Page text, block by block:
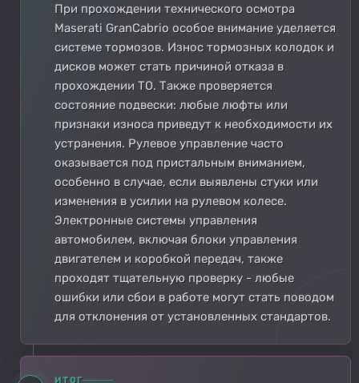
При прохождении технического осмотра
Maserati GranCabrio особое внимание уделяется
системе тормозов. Износ тормозных колодок и
дисков может стать причиной отказа в
прохождении ТО. Также проверяется
состояние подвески: любые люфты или
признаки износа приведут к необходимости их
устранения. Рулевое управление часто
оказывается под пристальным вниманием,
особенно в случае, если выявлены стуки или
изменения в усилии на рулевом колесе.
Электронные системы управления
автомобилем, включая блоки управления
двигателем и коробкой передач, также
проходят тщательную проверку - любые
ошибки или сбои в работе могут стать поводом
для отклонения от установленных стандартов.
ИТОГ